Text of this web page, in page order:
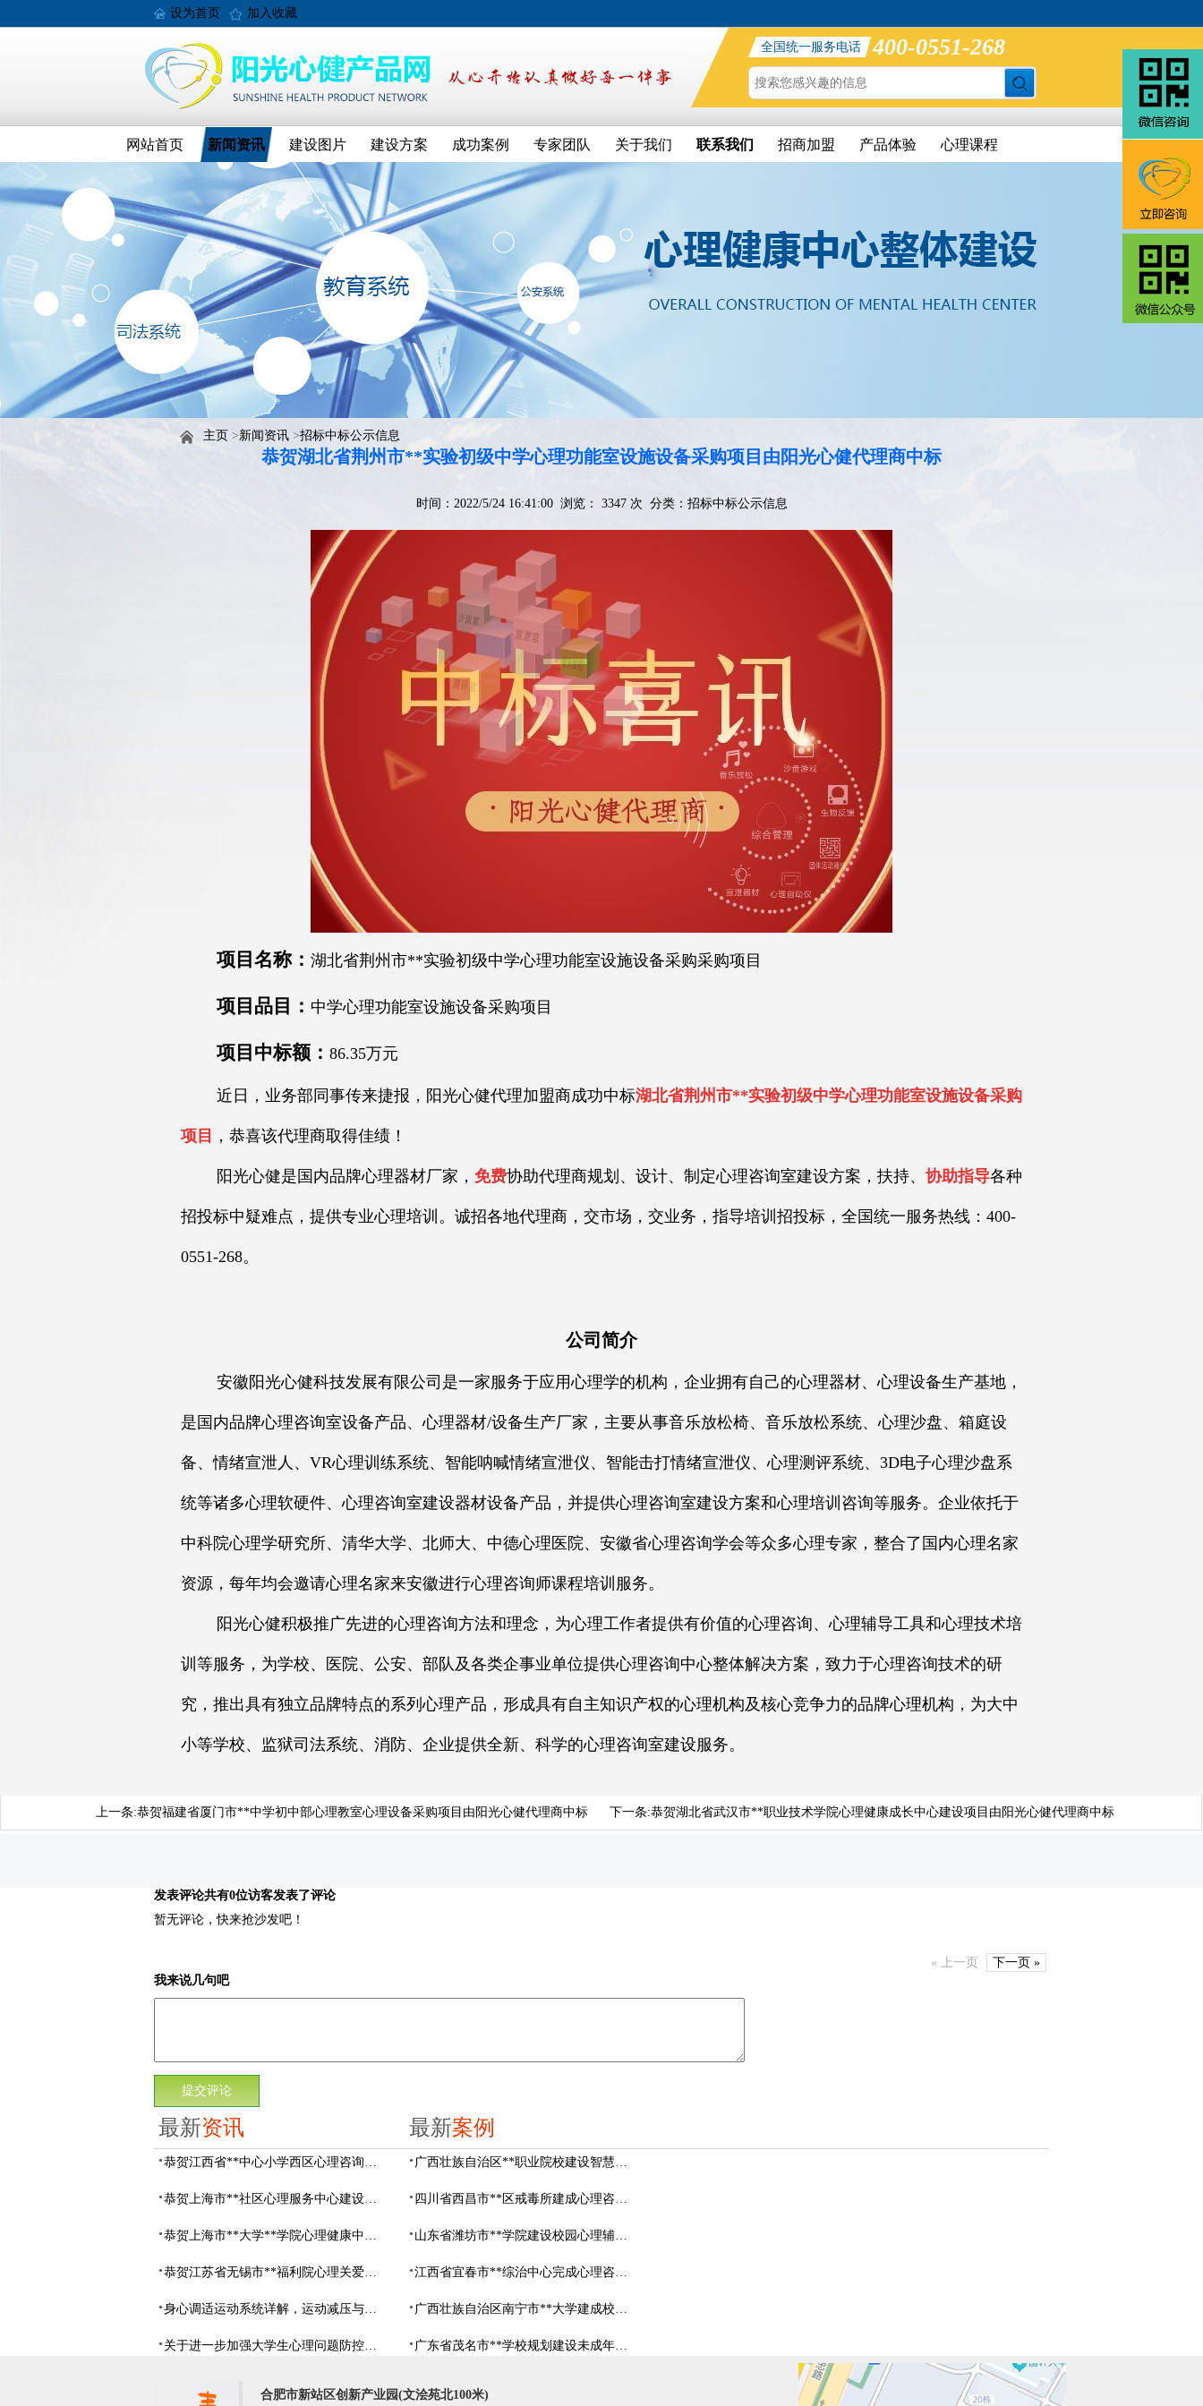
设为首页 加入收藏
全国统一服务电话 400-0551-268
网站首页 新闻资讯 建设图片 建设方案 成功案例 专家团队 关于我们 联系我们 招商加盟 产品体验 心理课程
主页 >新闻资讯 >招标中标公示信息
恭贺湖北省荆州市**实验初级中学心理功能室设施设备采购项目由阳光心健代理商中标
时间：2022/5/24 16:41:00 浏览： 3347 次 分类： 招标中标公示信息
项目名称： 湖北省荆州市**实验初级中学心理功能室设施设备采购采购项目
项目品目： 中学心理功能室设施设备采购项目
项目中标额： 86.35万元
近日，业务部同事传来捷报，阳光心健代理加盟商成功中标湖北省荆州市**实验初级中学心理功能室设施设备采购
项目 ，恭喜该代理商取得佳绩！
阳光心健是国内品牌心理器材厂家， 免费协助代理商规划、设计、制定心理咨询室建设方案，扶持、 协助指导各种
招投标中疑难点，提供专业心理培训。诚招各地代理商，交市场，交业务，指导培训招投标，全国统一服务热线：400-
0551-268。
公司简介
安徽阳光心健科技发展有限公司是一家服务于应用心理学的机构，企业拥有自己的心理器材、心理设备生产基地，
是国内品牌心理咨询室设备产品、心理器材/设备生产厂家，主要从事音乐放松椅、音乐放松系统、心理沙盘、箱庭设
备、情绪宣泄人、VR心理训练系统、智能呐喊情绪宣泄仪、智能击打情绪宣泄仪、心理测评系统、3D电子心理沙盘系
统等诸多心理软硬件、心理咨询室建设器材设备产品，并提供心理咨询室建设方案和心理培训咨询等服务。企业依托于
中科院心理学研究所、清华大学、北师大、中德心理医院、安徽省心理咨询学会等众多心理专家，整合了国内心理名家
资源，每年均会邀请心理名家来安徽进行心理咨询师课程培训服务。
阳光心健积极推广先进的心理咨询方法和理念，为心理工作者提供有价值的心理咨询、心理辅导工具和心理技术培
训等服务，为学校、医院、公安、部队及各类企事业单位提供心理咨询中心整体解决方案，致力于心理咨询技术的研
究，推出具有独立品牌特点的系列心理产品，形成具有自主知识产权的心理机构及核心竞争力的品牌心理机构，为大中
小等学校、监狱司法系统、消防、企业提供全新、科学的心理咨询室建设服务。
上一条:恭贺福建省厦门市**中学初中部心理教室心理设备采购项目由阳光心健代理商中标 下一条:恭贺湖北省武汉市**职业技术学院心理健康成长中心建设项目由阳光心健代理商中标
发表评论共有0位访客发表了评论
暂无评论，快来抢沙发吧！
« 上一页
下一页 »
我来说几句吧
最新资讯
恭贺江西省**中心小学西区心理咨询教室设备采购项目由阳光心健代理商中标
恭贺上海市**社区心理服务中心建设项目由阳光心健代理商中标
恭贺上海市**大学**学院心理健康中心建设项目由阳光心健代理商中标
恭贺江苏省无锡市**福利院心理关爱中心建设项目由阳光心健代理商中标
身心调适运动系统详解，运动减压与心理调适全指南
关于进一步加强大学生心理问题防控，防控大学生心理危机
最新案例
广西壮族自治区**职业院校建设智慧校园心理咨询室
四川省西昌市**区戒毒所建成心理咨询室
山东省​潍坊市**学院建设校园心理辅导中心
江西省宜春市**综治中心完成心理咨询室建设
广西壮族自治区南宁市**大学建成校园心理咨询室
广东省茂名市**学校规划建设未成年人辅导中心
合肥市新站区创新产业园(文浍苑北100米)